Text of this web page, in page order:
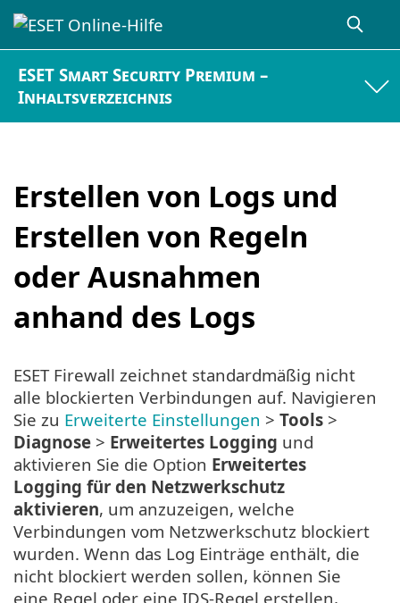
ESET Smart Security Premium –
Inhaltsverzeichnis
Erstellen von Logs und
Erstellen von Regeln
oder Ausnahmen
anhand des Logs
ESET Firewall zeichnet standardmäßig nicht
alle blockierten Verbindungen auf. Navigieren
Sie zu Erweiterte Einstellungen > Tools >
Diagnose > Erweitertes Logging und
aktivieren Sie die Option Erweitertes
Logging für den Netzwerkschutz
aktivieren, um anzuzeigen, welche
Verbindungen vom Netzwerkschutz blockiert
wurden. Wenn das Log Einträge enthält, die
nicht blockiert werden sollen, können Sie
eine Regel oder eine IDS-Regel erstellen,